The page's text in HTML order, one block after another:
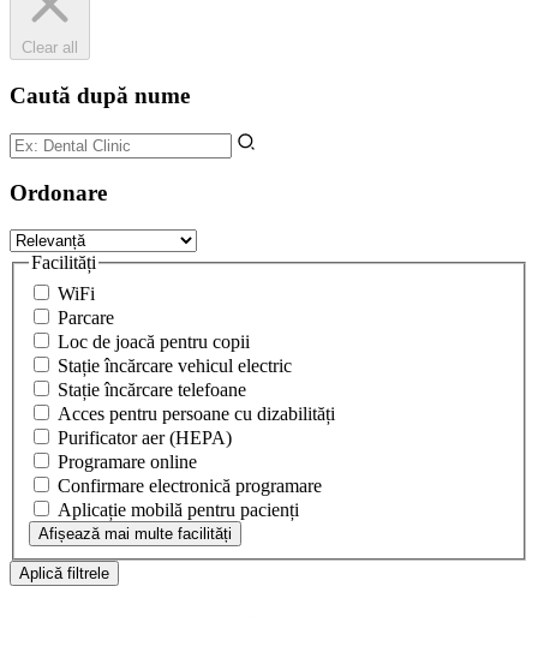
Clear all
Caută după nume
Ordonare
Facilități
WiFi
Parcare
Loc de joacă pentru copii
Stație încărcare vehicul electric
Stație încărcare telefoane
Acces pentru persoane cu dizabilități
Purificator aer (HEPA)
Programare online
Confirmare electronică programare
Aplicație mobilă pentru pacienți
Afișează mai multe facilități
Aplică filtrele